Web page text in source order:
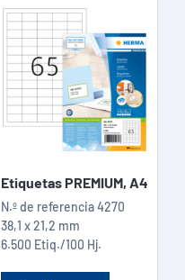
Etiquetas PREMIUM, A4
N.º de referencia 4270
38,1 x 21,2 mm
6.500 Etiq./100 Hj.